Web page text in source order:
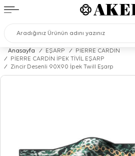
Anasayfa / EŞARP /
PIERRE CARDIN
/
PİERRE CARDİN İPEK TİVİL EŞARP
/
Zincir Desenli 90X90 İpek Twill Eşarp